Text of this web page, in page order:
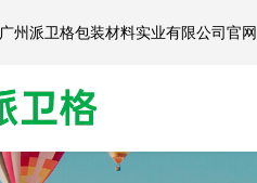
广州派卫格包装材料实业有限公司官网